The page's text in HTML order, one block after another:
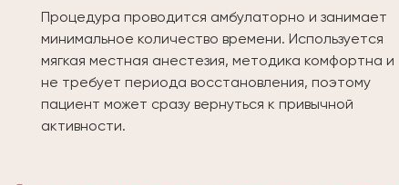
Процедура проводится амбулаторно и занимает
минимальное количество времени. Используется
мягкая местная анестезия, методика комфортна и
не требует периода восстановления, поэтому
пациент может сразу вернуться к привычной
активности.